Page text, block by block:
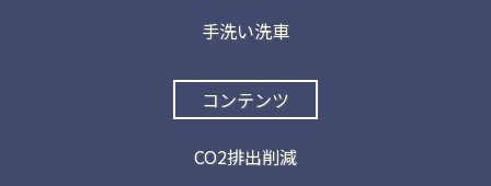
手洗い洗車
コンテンツ
CO2排出削減